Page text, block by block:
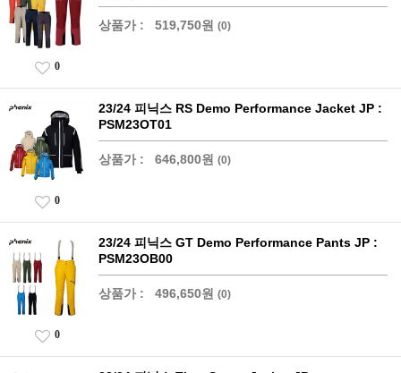
상품가 : 519,750원 (0)
0
23/24 피닉스 RS Demo Performance Jacket JP :
PSM23OT01
상품가 : 646,800원 (0)
0
23/24 피닉스 GT Demo Performance Pants JP :
PSM23OB00
상품가 : 496,650원 (0)
0